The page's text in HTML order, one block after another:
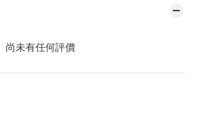
尚未有任何評價